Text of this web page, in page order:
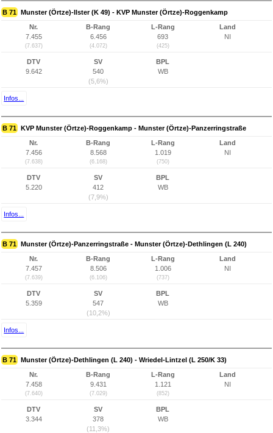
B 71 Munster (Örtze)-Ilster (K 49) - KVP Munster (Örtze)-Roggenkamp
Nr.
7.455
(7.637)
B-Rang
6.456
(4.072)
L-Rang
693
(425)
Land
NI
DTV
9.642
SV
540
(5,6%)
BPL
WB
Infos...
B 71 KVP Munster (Örtze)-Roggenkamp - Munster (Örtze)-Panzerringstraße
Nr.
7.456
(7.638)
B-Rang
8.568
(6.168)
L-Rang
1.019
(750)
Land
NI
DTV
5.220
SV
412
(7,9%)
BPL
WB
Infos...
B 71 Munster (Örtze)-Panzerringstraße - Munster (Örtze)-Dethlingen (L 240)
Nr.
7.457
(7.639)
B-Rang
8.506
(6.106)
L-Rang
1.006
(737)
Land
NI
DTV
5.359
SV
547
(10,2%)
BPL
WB
Infos...
B 71 Munster (Örtze)-Dethlingen (L 240) - Wriedel-Lintzel (L 250/K 33)
Nr.
7.458
(7.640)
B-Rang
9.431
(7.029)
L-Rang
1.121
(852)
Land
NI
DTV
3.344
SV
378
(11,3%)
BPL
WB